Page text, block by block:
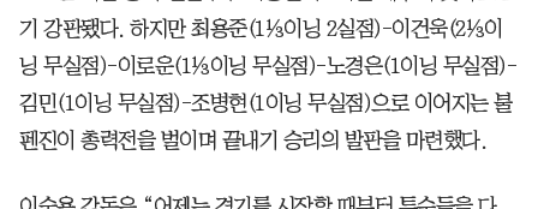
기 강판됐다. 하지만 최용준(1⅓이닝 2실점)-이건욱(2⅓이
닝 무실점)-이로운(1⅓이닝 무실점)-노경은(1이닝 무실점)-
김민(1이닝 무실점)-조병현(1이닝 무실점)으로 이어지는 불
펜진이 총력전을 벌이며 끝내기 승리의 발판을 마련했다.